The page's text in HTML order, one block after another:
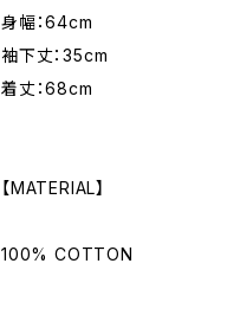
身幅：64cm
袖下丈：35cm
着丈：68cm
【MATERIAL】
100% COTTON